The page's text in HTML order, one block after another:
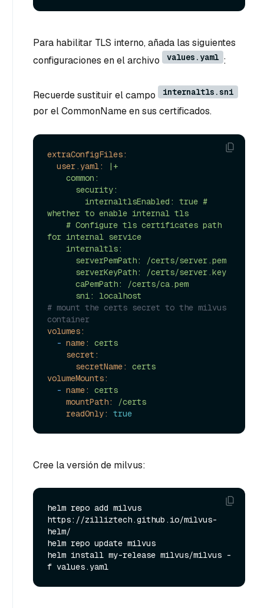
Para habilitar TLS interno, añada las siguientes
configuraciones en el archivo
values.yaml :
Recuerde sustituir el campo internaltls.sni
por el CommonName en sus certificados.
extraConfigFiles:
user.yaml:
|+
whether to enable internal tls
for internal service
# mount the certs secret to the milvus
container
volumes:
- name:
certs
secret:
secretName:
certs
volumeMounts:
- name:
certs
mountPath:
/certs
readOnly:
true
Cree la versión de milvus:
helm repo add milvus
https://zilliztech.github.io/milvus-
helm/
helm repo update milvus
helm install my-release milvus/milvus -